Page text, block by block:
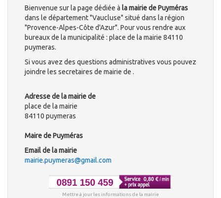
Bienvenue sur la page dédiée à la mairie de Puyméras
dans le département "Vaucluse" situé dans la région
"Provence-Alpes-Côte d'Azur". Pour vous rendre aux
bureaux de la municipalité : place de la mairie 84110
puymeras.
Si vous avez des questions administratives vous pouvez
joindre les secretaires de mairie de .
Adresse de la mairie de
place de la mairie
84110 puymeras
Maire de Puyméras
Email de la mairie
mairie.puymeras@gmail.com
Mettre à jour les informations de la mairie